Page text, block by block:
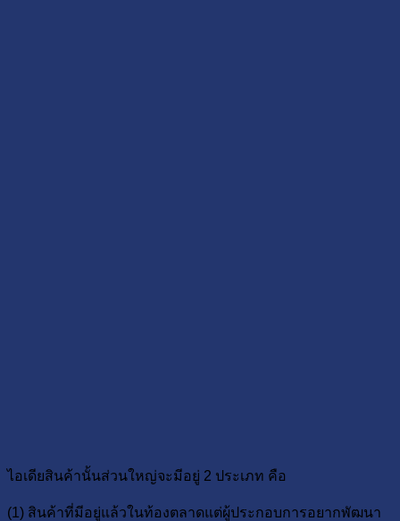
ไอเดียสินค้านั้นส่วนใหญ่จะมีอยู่ 2 ประเภท คือ
(1) สินค้าที่มีอยู่แล้วในท้องตลาดแต่ผู้ประกอบการอยากพัฒนา